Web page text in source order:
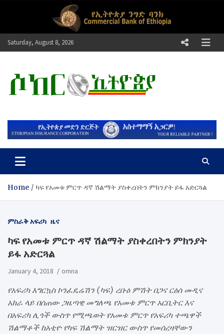
Saturday, August 8, 2026
ሶከር ኢትዮጵያ
Home ካፍ የአመቱ ምርጥ ዳኛ ሽልማት ያስቀረበትን ምክንያት ይፋ አድርጓል
ምስራቅ አፍሪካ ዜና
ካፍ የአመቱ ምርጥ ዳኛ ሽልማት ያስቀረበትን ምክንያት
ይፋ አድርጓል
January 4, 2018 omna
የአፍሪካ እግርኳስ ኮንፈዴሬሽን (ካፍ) ረቡዕ ምሽት በጋና ርዕሰ መዲና
አክራ ላይ በሰጠው ጋዜጣዊ መግለጫ የአመቱ ምርጥ አርቢትር እና
በአፍሪካ ሊጎች ውስጥ የሚጫወት የአመቱ ምርጥ የአፍሪካ ተጫዋች
ሽልማቶች ከአቲዮ የካፍ ሽልማት ዝርዝር ውስጥ የመሰረዛቸውን